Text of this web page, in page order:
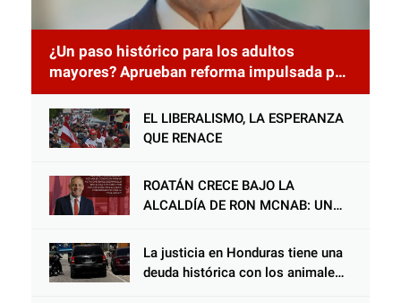
¿Un paso histórico para los adultos
mayores? Aprueban reforma impulsada por
el diputado Salomón Nazar para fortalecer
su protección en HondurasEL LIBERALISMO, LA ESPERANZA
QUE RENACE
ROATÁN CRECE BAJO LA
ALCALDÍA DE RON MCNAB: UN
COMUNIDAD Y DEL PARTIDO
LIBERAL
La justicia en Honduras tiene una
deuda histórica con los animales,